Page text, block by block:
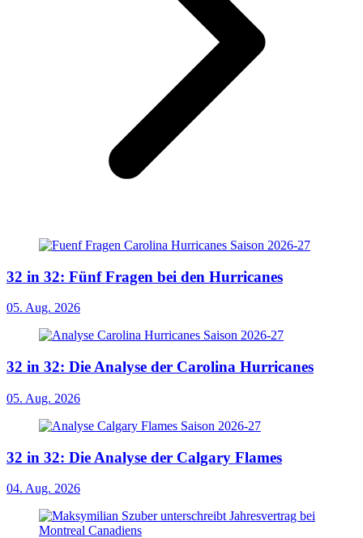
32 in 32: Fünf Fragen bei den Hurricanes
05. Aug. 2026
32 in 32: Die Analyse der Carolina Hurricanes
05. Aug. 2026
32 in 32: Die Analyse der Calgary Flames
04. Aug. 2026